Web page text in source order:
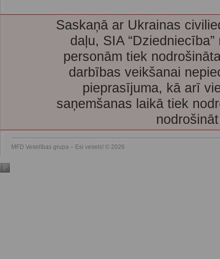
Saskaņā ar Ukrainas
daļu, SIA
personām tiek
darbības veikšanai
pieprasījuma, kā arī
saņemšanas laikā tiek
MFD Veselības grupa – Esi vesels! © 2026